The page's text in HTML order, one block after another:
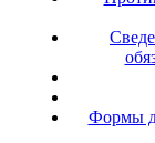
Формы